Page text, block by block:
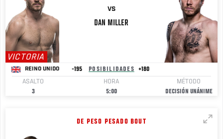
VICTORIA
VS
DAN MILLER
REINO UNIDO -195 POSIBILIDADES
+180
ASALTO
3
HORA
5:00
MÉTODO
DECISIÓN UNÁNIME
DE PESO PESADO BOUT